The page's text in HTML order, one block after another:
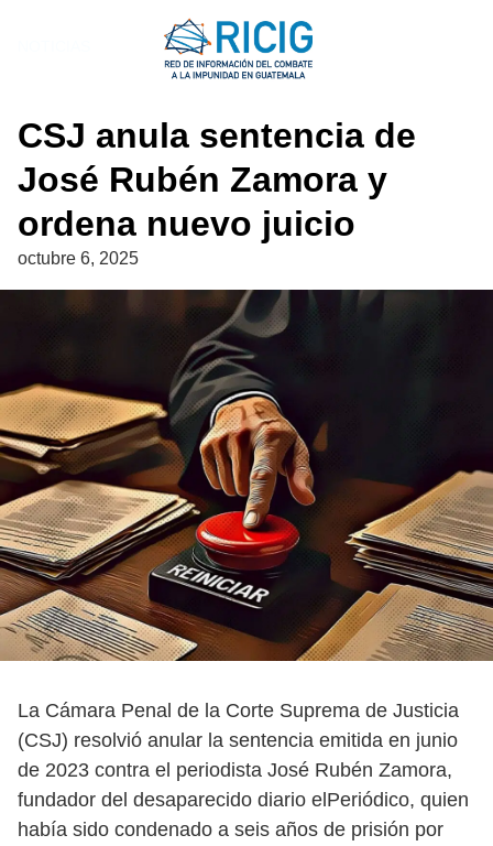
CSJ anula sentencia de
José Rubén Zamora y
ordena nuevo juicio
octubre 6, 2025
La Cámara Penal de la Corte Suprema de Justicia
(CSJ) resolvió anular la sentencia emitida en junio
de 2023 contra el periodista José Rubén Zamora,
fundador del desaparecido diario elPeriódico, quien
había sido condenado a seis años de prisión por